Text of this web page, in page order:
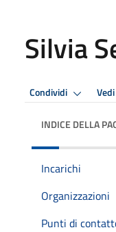
Silvia
Condividi
INDICE DELLA
Incarichi
Organizzazioni
Punti di